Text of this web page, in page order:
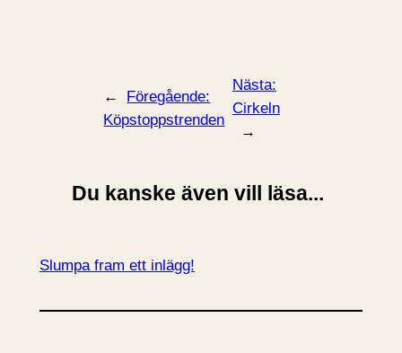
←
Föregående:
Köpstoppstrenden
Nästa:
Cirkeln
→
Du kanske även vill läsa...
Slumpa fram ett inlägg!